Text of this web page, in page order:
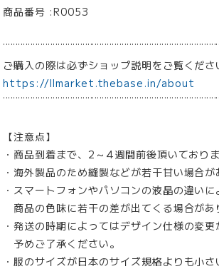
商品番号 :R0053
ご購入の際は必ずショップ説明をご覧く
https://llmarket.thebase.in/about
【注意点】
・商品到着まで、2～4週間前後頂いており
・海外製品のため縫製などが若干甘い場合が
・スマートフォンやパソコンの液晶の違いに
商品の色味に若干の差が出てくる場合があ
・発送の時期によってはデザイン仕様の変更
予めご了承ください。
・服のサイズが日本のサイズ規格よりも小さ